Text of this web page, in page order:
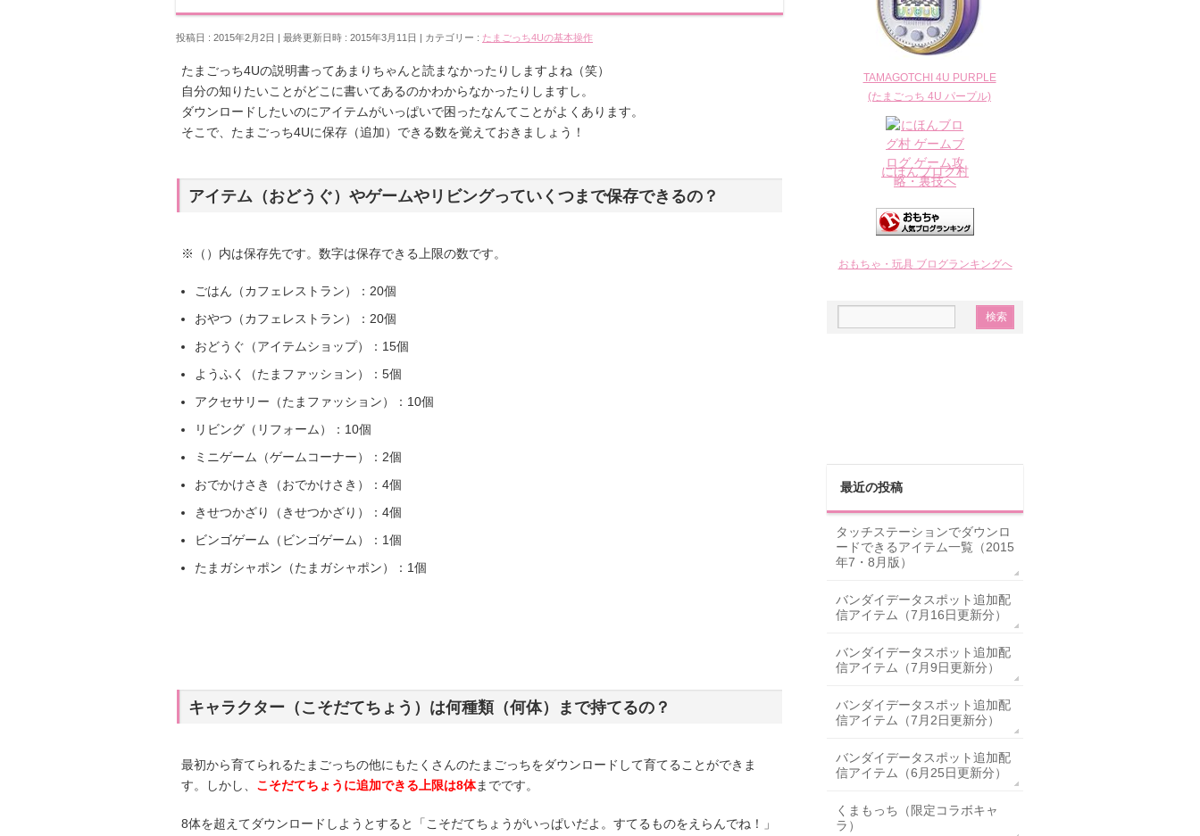
投稿日 : 2015年2月2日 最終更新日時 : 2015年3月11日 カテゴリー : たまごっち4Uの基本操作
たまごっち4Uの説明書ってあまりちゃんと読まなかったりしますよね（笑）
自分の知りたいことがどこに書いてあるのかわからなかったりしますし。
ダウンロードしたいのにアイテムがいっぱいで困ったなんてことがよくあります。
そこで、たまごっち4Uに保存（追加）できる数を覚えておきましょう！
アイテム（おどうぐ）やゲームやリビングっていくつまで保存できるの？
※（）内は保存先です。数字は保存できる上限の数です。
ごはん（カフェレストラン）：20個
おやつ（カフェレストラン）：20個
おどうぐ（アイテムショップ）：15個
ようふく（たまファッション）：5個
アクセサリー（たまファッション）：10個
リビング（リフォーム）：10個
ミニゲーム（ゲームコーナー）：2個
おでかけさき（おでかけさき）：4個
きせつかざり（きせつかざり）：4個
ビンゴゲーム（ビンゴゲーム）：1個
たまガシャポン（たまガシャポン）：1個
キャラクター（こそだてちょう）は何種類（何体）まで持てるの？
最初から育てられるたまごっちの他にもたくさんのたまごっちをダウンロードして育てることができま
す。しかし、 こそだてちょうに追加できる上限は8体までです。
8体を超えてダウンロードしようとすると「こそだてちょうがいっぱいだよ。すてるものをえらんでね！」
TAMAGOTCHI 4U PURPLE
(たまごっち 4U パープル)
にほんブログ村
おもちゃ・玩具 ブログランキングへ
最近の投稿
タッチステーションでダウンロ
ードできるアイテム一覧（2015
年7・8月版）
バンダイデータスポット追加配
信アイテム（7月16日更新分）
バンダイデータスポット追加配
信アイテム（7月9日更新分）
バンダイデータスポット追加配
信アイテム（7月2日更新分）
バンダイデータスポット追加配
信アイテム（6月25日更新分）
くまもっち（限定コラボキャ
ラ）